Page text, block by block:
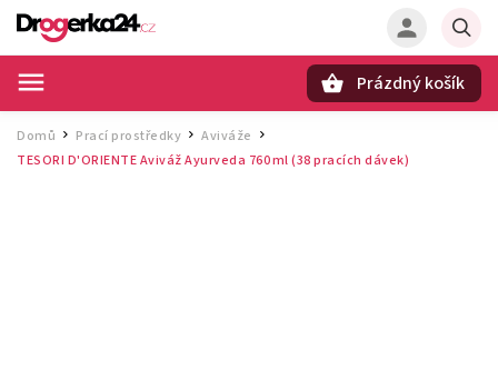
Prázdný košík
Domů / Prací prostředky / Aviváže
TESORI D'ORIENTE Aviváž Ayurveda 760 ml (38 pracích dávek)